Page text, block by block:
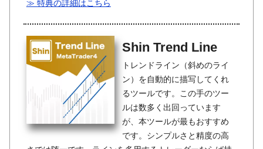
≫ 特典の詳細はこちら
Shin Trend Line
トレンドライン（斜めのライ
ン）を自動的に描写してくれ
るツールです。この手のツー
ルは数多く出回っています
が、本ツールが最もおすすめ
です。シンプルさと精度の高